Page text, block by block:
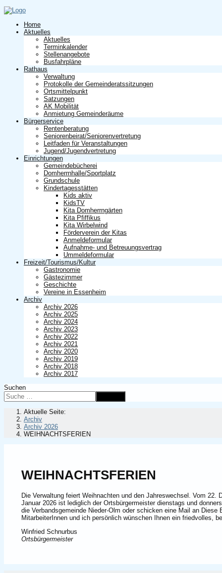
Home
Aktuelles
Aktuelles
Terminkalender
Stellenangebote
Busfahrpläne
Rathaus
Verwaltung
Protokolle der Gemeinderatssitzungen
Ortsmittelpunkt
Satzungen
AK Mobilität
Anmietung Gemeinderäume
Bürgerservice
Rentenberatung
Seniorenbeirat/Seniorenvertretung
Leitfaden für Veranstaltungen
Jugend/Jugendvertretung
Einrichtungen
Gemeindebücherei
Domherrnhalle/Sportplatz
Grundschule
Kindertagesstätten
Kids aktiv
KidsTV
Kita Domherrngärten
Kita Pfiffikus
Kita Wirbelwind
Förderverein der Kitas
Anmeldeformular
Aufnahme- und Betreuungsvertrag
Ummeldeformular
Freizeit/Tourismus/Kultur
Gastronomie
Gästezimmer
Geschichte
Vereine in Essenheim
Archiv
Archiv 2026
Archiv 2025
Archiv 2024
Archiv 2023
Archiv 2022
Archiv 2021
Archiv 2020
Archiv 2019
Archiv 2018
Archiv 2017
Suchen
Aktuelle Seite:
Archiv
Archiv 2026
WEIHNACHTSFERIEN
WEIHNACHTSFERIEN
Die Verwaltung feiert Weihnachten und den Jahreswechsel. Vom
Januar 2026 ist lediglich der Ortsbürgermeister dienstags und
die Verbandsgemeinde Nieder-Olm oder schicken eine Mail an Diese
MitarbeiterInnen und ich persönlich wünschen Ihnen ein friedvolles,
Winfried Schnurbus
Ortsbürgermeister